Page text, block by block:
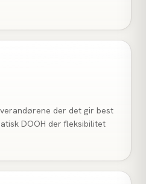
der det gir best
DOOH der fleksibilitet